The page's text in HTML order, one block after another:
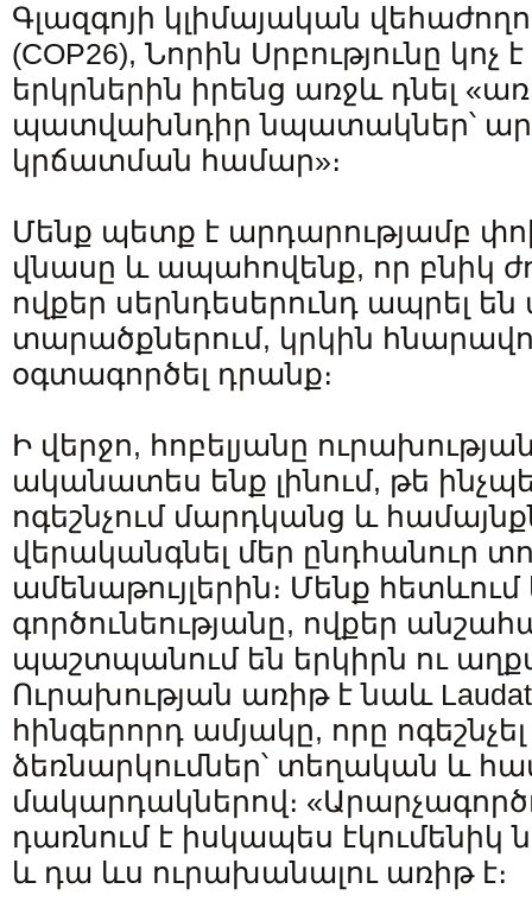
Գլազգոյի կլիմայական
(COP26), Նորին Սրբությունը կոչ
երկրներին իրենց առջև դնել
պատվախնդիր նպատակներ՝
կրճատման համար»։
Մենք պետք է արդարությամբ
վնասը և ապահովենք, որ բնիկ
ովքեր սերնդեսերունդ ապրել են
տարածքներում, կրկին
օգտագործել դրանք։
Ի վերջո, հոբելյանը
ականատես ենք լինում, թե
ոգեշնչում մարդկանց և
վերականգնել մեր ընդհանուր
ամենաթույլերին։ Մենք
գործունեությանը, ովքեր
պաշտպանում են երկիրն ու
Ուրախության առիթ է նաև
հինգերորդ ամյակը, որը
ձեռնարկումներ՝ տեղական և
մակարդակներով։
դառնում է իսկապես էկումենիկ
և դա ևս ուրախանալու առիթ է։